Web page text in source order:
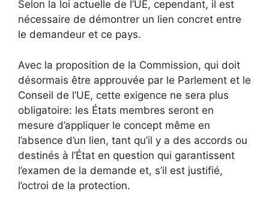
Selon la loi actuelle de l’UE, cependant, il est
nécessaire de démontrer un lien concret entre
le demandeur et ce pays.
Avec la proposition de la Commission, qui doit
désormais être approuvée par le Parlement et le
Conseil de l’UE, cette exigence ne sera plus
obligatoire: les États membres seront en
mesure d’appliquer le concept même en
l’absence d’un lien, tant qu’il y a des accords ou
destinés à l’État en question qui garantissent
l’examen de la demande et, s’il est justifié,
l’octroi de la protection.